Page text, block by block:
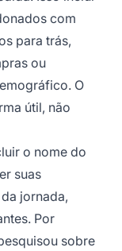
com
para trás,
ou
O
útil, não
o nome do
suas
jornada,
Por
sobre